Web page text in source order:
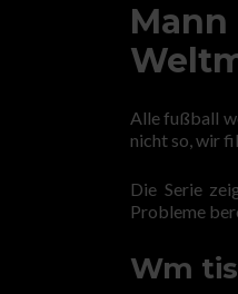
Alle fußball
nicht so, wir
Die Serie
Probleme
Wm